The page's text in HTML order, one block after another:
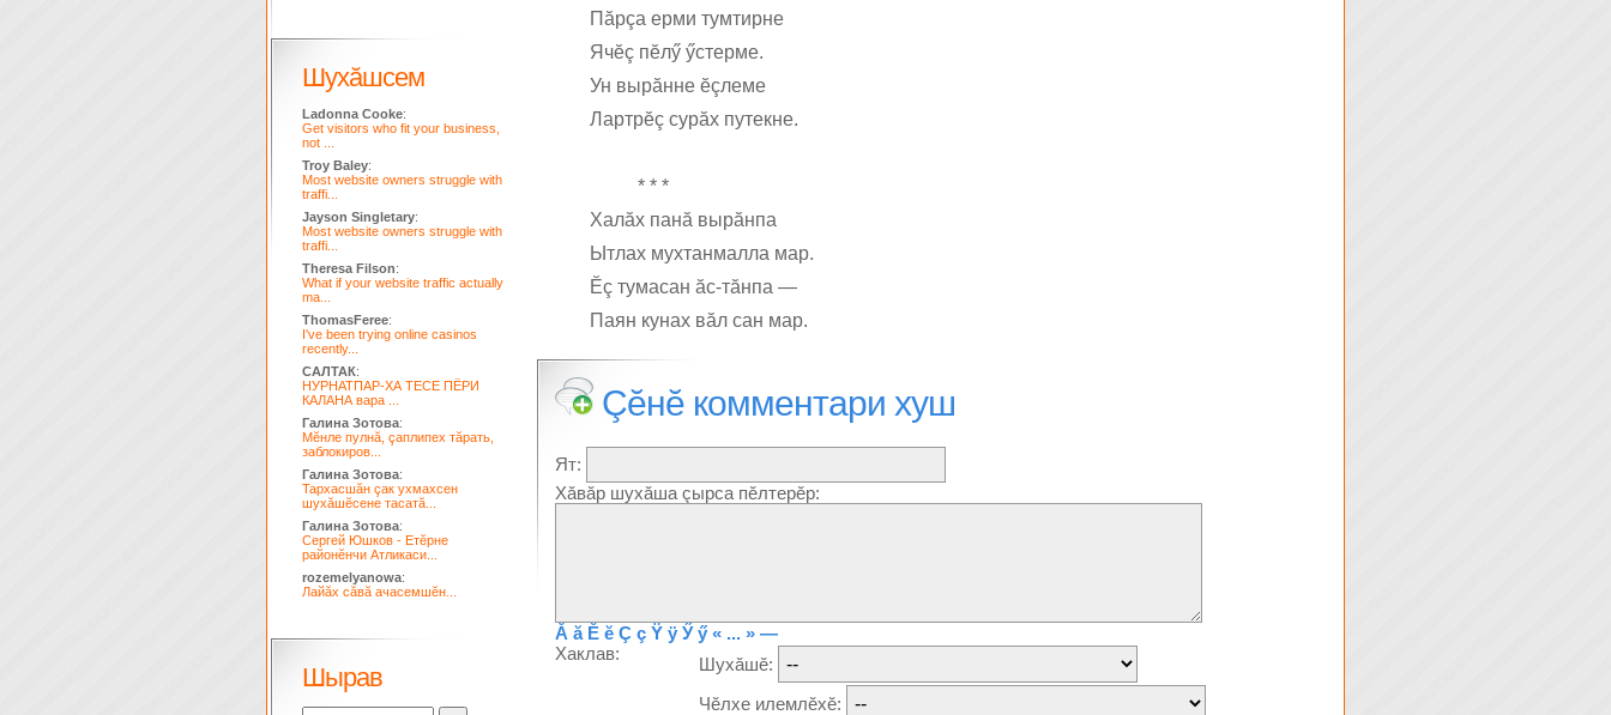
Пăрçа ерми тумтирне
Ячĕç пĕлӳ ӳстерме.
Ун вырăнне ĕçлеме
Лартрĕç сурăх путекне.
* * *
Халăх панă вырăнпа
Ытлах мухтанмалла мар.
Ĕç тумасан ăс-тăнпа —
Паян кунах вăл сан мар.
Çĕнĕ комментари хуш
Ят:
Хăвăр шухăша çырса пĕлтерĕр:
Ă ă Ĕ ĕ Ç ç Ÿ ÿ Ӳ ӳ « ... » —
Хаклав:
Шухăшĕ:
Чĕлхе илемлĕхĕ:
Шухăшсем
Ladonna Cooke:
Get visitors who fit your business,
not ...
Troy Baley:
Most website owners struggle with
traffi...
Jayson Singletary:
Most website owners struggle with
traffi...
Theresa Filson:
What if your website traffic actually
ma...
ThomasFeree:
I've been trying online casinos
recently...
САЛТАК:
НУРНАТПАР-ХА ТЕСЕ ПЁРИ
КАЛАНА вара ...
Галина Зотова:
Мĕнле пулнă, çаплипех тăрать,
заблокиров...
Галина Зотова:
Тархасшăн çак ухмахсен
шухăшĕсене тасатă...
Галина Зотова:
Сергей Юшков - Етĕрне
районĕнчи Атликаси...
rozemelyanowa:
Лайăх сăвă ачасемшĕн...
Шырав